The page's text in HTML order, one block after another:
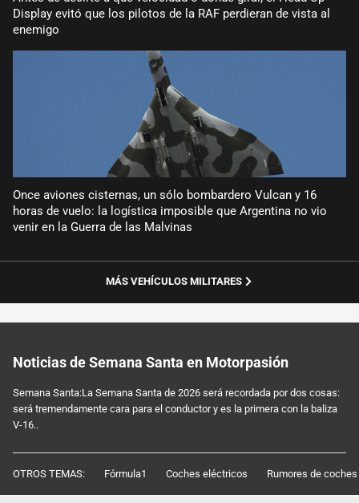
Display evitó que los pilotos de la RAF perdieran de vista al
enemigo
Once aviones cisternas, un sólo bombardero Vulcan y 16
horas de vuelo: la logística imposible que Argentina no vio
venir en la Guerra de las Malvinas
MÁS VEHÍCULOS MILITARES
Noticias de Semana Santa en Motorpasión
Semana Santa:La Semana Santa de 2026 será recordada por dos cosas:
será tremendamente cara para el conductor y es la primera con la baliza
V-16..
OTROS TEMAS: Fórmula1 Coches eléctricos Rumores de coches